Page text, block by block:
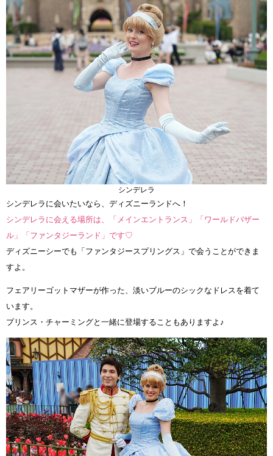
シンデレラ
シンデレラに会いたいなら、ディズニーランドへ！
シンデレラに会える場所は、「メインエントランス」「ワールドバザー
ル」「ファンタジーランド」です♡
ディズニーシーでも「ファンタジースプリングス」で会うことができま
すよ。
フェアリーゴットマザーが作った、淡いブルーのシックなドレスを着て
います。
プリンス・チャーミングと一緒に登場することもありますよ♪